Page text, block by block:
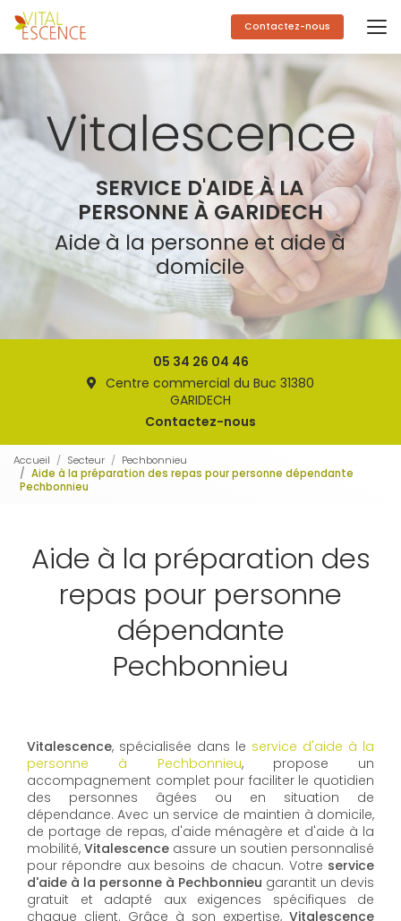
Aller
au
contenu
principal
Contactez-nous
SERVICE D'AIDE À LA
PERSONNE À GARIDECH
Aide à la personne et aide à
domicile
05 34 26 04 46
Centre commercial du Buc 31380
GARIDECH
Contactez-nous
Accueil Secteur
Pechbonnieu
Aide à la préparation des repas pour personne dépendante
Pechbonnieu
Aide à la préparation des
repas pour personne
dépendante
Pechbonnieu
Vitalescence, spécialisée dans le service d'aide à la
personne à Pechbonnieu, propose un
accompagnement complet pour faciliter le quotidien
des personnes âgées ou en situation de
dépendance. Avec un service de maintien à domicile,
de portage de repas, d'aide ménagère et d'aide à la
mobilité, Vitalescence assure un soutien personnalisé
pour répondre aux besoins de chacun. Votre service
d'aide à la personne à Pechbonnieu garantit un devis
gratuit et adapté aux exigences spécifiques de
chaque client. Grâce à son expertise, Vitalescence